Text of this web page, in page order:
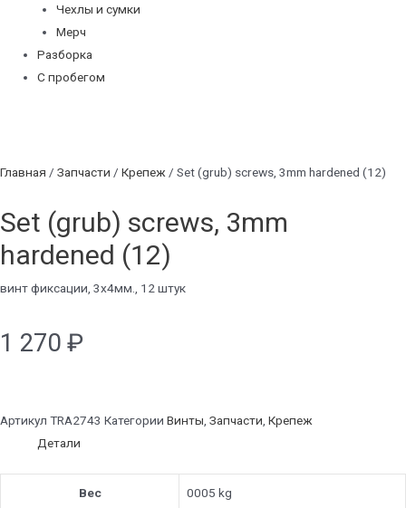
Чехлы и сумки
Мерч
Разборка
С пробегом
Главная / Запчасти / Крепеж / Set (grub) screws, 3mm hardened (12)
Set (grub) screws, 3mm
hardened (12)
винт фиксации, 3х4мм., 12 штук
1 270 ₽
Артикул TRA2743 Категории Винты, Запчасти, Крепеж
Детали
Вес 0005 kg